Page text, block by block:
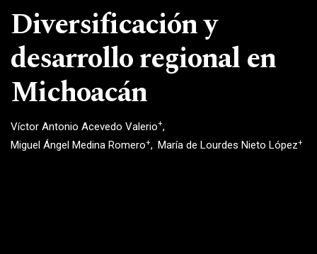
Diversificación y
desarrollo regional en
Michoacán
Víctor Antonio Acevedo Valerio+
Miguel Ángel Medina Romero+ María de Lourdes Nieto López+